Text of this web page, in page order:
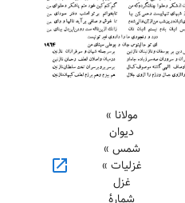
مولانا »
دیوان
شمس »
غزلیات »
غزل
شمارهٔ
open_in_new